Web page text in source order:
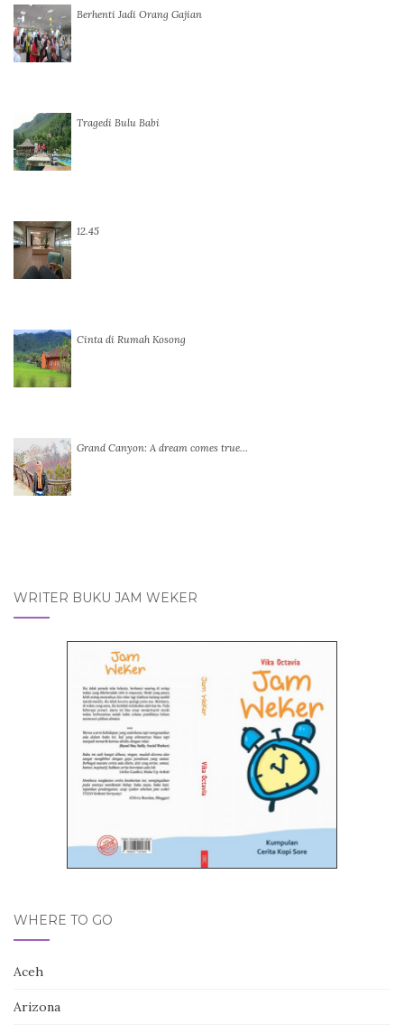
Berhenti Jadi Orang Gajian
Tragedi Bulu Babi
12.45
Cinta di Rumah Kosong
Grand Canyon: A dream comes true…
WRITER BUKU JAM WEKER
WHERE TO GO
Aceh
Arizona